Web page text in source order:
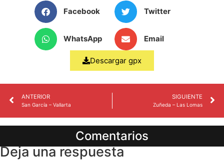
Facebook Twitter
WhatsApp Email
Descargar gpx
ANTERIOR
San García – Vallarta
SIGUIENTE
Zuñeda – Las Lomas
Comentarios
Deja una respuesta